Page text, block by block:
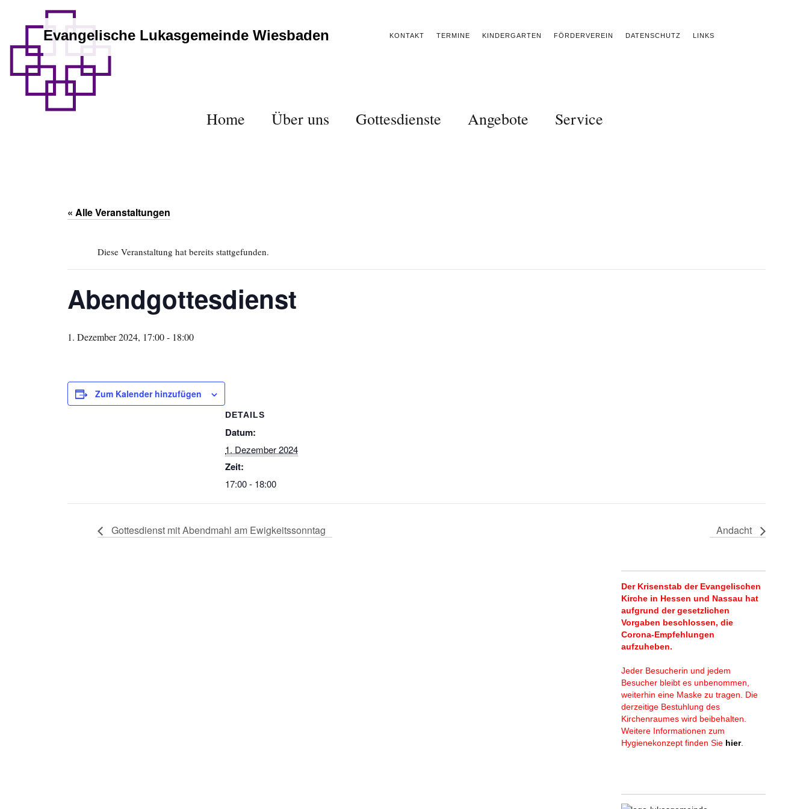
KONTAKT TERMINE KINDERGARTEN FÖRDERVEREIN DATENSCHUTZ LINKS
Evangelische Lukasgemeinde Wiesbaden
Home Über uns Gottesdienste Angebote Service
« Alle Veranstaltungen
Diese Veranstaltung hat bereits stattgefunden.
Abendgottesdienst
1. Dezember 2024, 17:00- 18:00
Zum Kalender hinzufügen
DETAILS
Datum:
1. Dezember 2024
Zeit:
17:00 - 18:00
Gottesdienst mit Abendmahl am Ewigkeitssonntag Andacht
Der Krisenstab der Evangelischen
Kirche in Hessen und Nassau hat
aufgrund der gesetzlichen
Vorgaben beschlossen, die
Corona-Empfehlungen
aufzuheben.
Jeder Besucherin und jedem
Besucher bleibt es unbenommen,
weiterhin eine Maske zu tragen. Die
derzeitige Bestuhlung des
Kirchenraumes wird beibehalten.
Weitere Informationen zum
Hygienekonzept finden Sie hier.